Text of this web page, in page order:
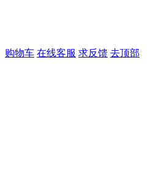
购物车 在线客服 求反馈 去顶部